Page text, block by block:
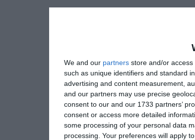
We and our partners store and/or
such as unique identifiers and standard
advertising and content measurement,
and our partners may use precise
consent to our and our 1733 partners’
consent or access more detailed
some processing of your personal data
processing. Your preferences will apply